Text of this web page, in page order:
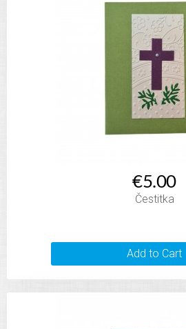
€5.00
Čestitka
Add to Cart